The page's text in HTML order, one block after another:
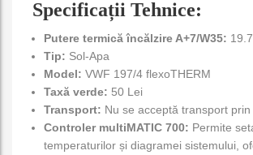
Specificații Tehnice:
Putere termică încălzire A+7/W35:
Tip: Sol-Apa
Model: VWF 197/4 flexoTHERM
Taxă verde: 50 Lei
Transport: Nu se acceptă transport
Controler multiMATIC 700: Permite
temperaturilor și diagramei sistemului,